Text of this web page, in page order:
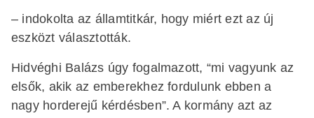
– indokolta az államtitkár, hogy miért ezt az új
eszközt választották.
Hidvéghi Balázs úgy fogalmazott, “mi vagyunk az
elsők, akik az emberekhez fordulunk ebben a
nagy horderejű kérdésben”. A kormány azt az